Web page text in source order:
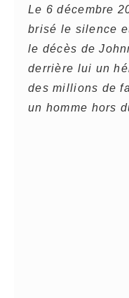
Le 6 décembre
brisé le silence
le décès de
derrière lui un
des millions de
un homme hors